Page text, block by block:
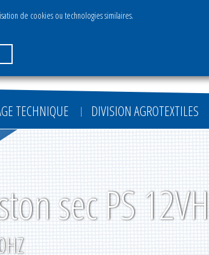
TECHNIQUE DIVISION AGROTEXTILES
sec PS 12VH
de cookies ou technologies similaires.